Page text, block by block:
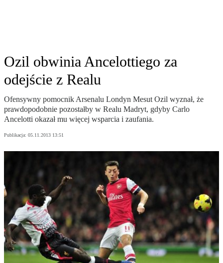
Ozil obwinia Ancelottiego za
odejście z Realu
Ofensywny pomocnik Arsenalu Londyn Mesut Ozil wyznał, że
prawdopodobnie pozostałby w Realu Madryt, gdyby Carlo
Ancelotti okazał mu więcej wsparcia i zaufania.
Publikacja: 05.11.2013 13:51